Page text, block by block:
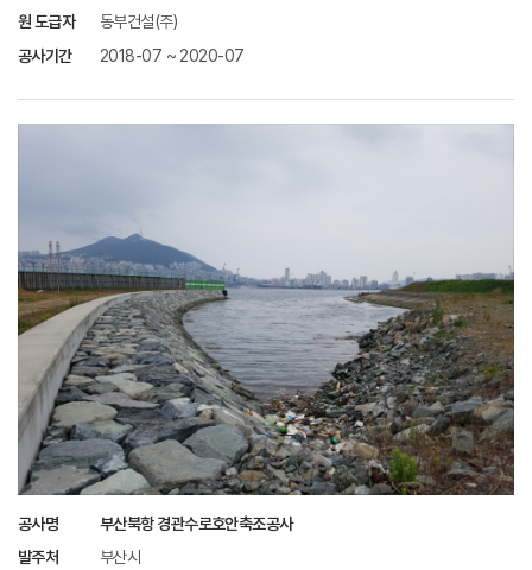
원 도급자
동부건설(주)
공사기간
2018-07 ~ 2020-07
공사명
부산북항 경관수로호안축조공사
발주처
부산시